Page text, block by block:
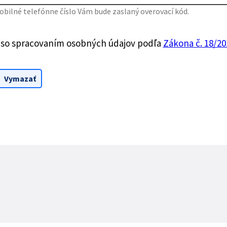
telefónne číslo Vám bude zaslaný overovací kód.
spracovaním osobných údajov podľa Zákona č. 18/